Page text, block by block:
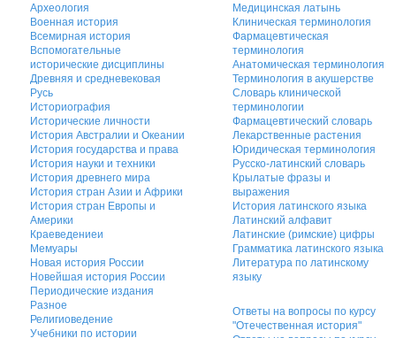
Археология
Военная история
Всемирная история
Вспомогательные
исторические дисциплины
Древняя и средневековая
Русь
Историография
Исторические личности
История Австралии и Океании
История государства и права
История науки и техники
История древнего мира
История стран Азии и Африки
История стран Европы и
Америки
Краеведениеи
Мемуары
Новая история России
Новейшая история России
Периодические издания
Разное
Религиоведение
Учебники по истории
Медицинская латынь
Клиническая терминология
Фармацевтическая
терминология
Анатомическая терминология
Терминология в акушерстве
Словарь клинической
терминологии
Фармацевтический словарь
Лекарственные растения
Юридическая терминология
Русско-латинский словарь
Крылатые фразы и
выражения
История латинского языка
Латинский алфавит
Латинские (римские) цифры
Грамматика латинского языка
Литература по латинскому
языку
Ответы на вопросы по курсу
"Отечественная история"